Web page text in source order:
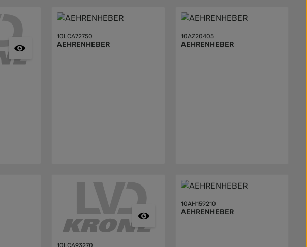
10LCA72750
AEHRENHEBER
10AZ20405
AEHRENHEBER
10AH159210
AEHRENHEBER